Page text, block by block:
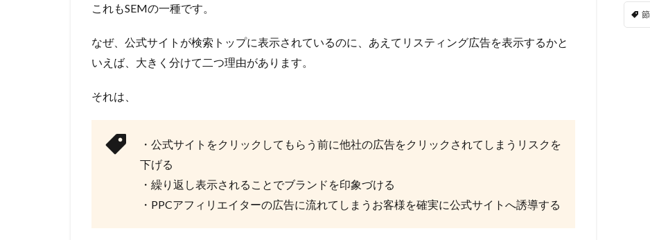
これもSEMの一種です。
なぜ、公式サイトが検索トップに表示されているのに、あえてリスティング広告を表示するかと
いえば、大きく分けて二つ理由があります。
それは、
・公式サイトをクリックしてもらう前に他社の広告をクリックされてしまうリスクを
下げる
・繰り返し表示されることでブランドを印象づける
・PPCアフィリエイターの広告に流れてしまうお客様を確実に公式サイトへ誘導する